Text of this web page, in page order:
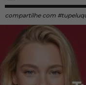
compartilhe com